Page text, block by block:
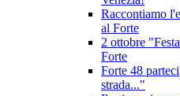
Raccontiamo
al Forte
2 ottobre
Forte
Forte 48
strada..."